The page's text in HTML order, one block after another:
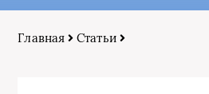
Главная Статьи